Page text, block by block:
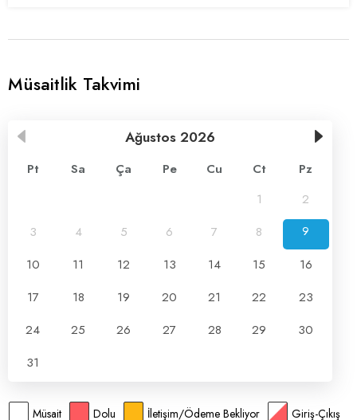
Müsaitlik Takvimi
Ağustos 2026
Pt Sa Ça Pe Cu Ct
Pz
1
2
3
4 5 6 7 8 9
10 11 12 13 14 15
16
17
18 19 20 21 22
23
24
25 26 27 28 29
30
31
Müsait Dolu İletişim/Ödeme Bekliyor Giriş-Çıkış